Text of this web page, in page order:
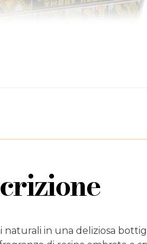
naturali in una deliziosa